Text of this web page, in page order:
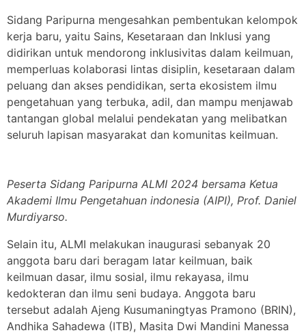
Sidang Paripurna mengesahkan pembentukan kelompok
kerja baru, yaitu Sains, Kesetaraan dan Inklusi yang
didirikan untuk mendorong inklusivitas dalam keilmuan,
memperluas kolaborasi lintas disiplin, kesetaraan dalam
peluang dan akses pendidikan, serta ekosistem ilmu
pengetahuan yang terbuka, adil, dan mampu menjawab
tantangan global melalui pendekatan yang melibatkan
seluruh lapisan masyarakat dan komunitas keilmuan.
Peserta Sidang Paripurna ALMI 2024 bersama Ketua
Akademi Ilmu Pengetahuan indonesia (AIPI), Prof. Daniel
Murdiyarso.
Selain itu, ALMI melakukan inaugurasi sebanyak 20
anggota baru dari beragam latar keilmuan, baik
keilmuan dasar, ilmu sosial, ilmu rekayasa, ilmu
kedokteran dan ilmu seni budaya. Anggota baru
tersebut adalah Ajeng Kusumaningtyas Pramono (BRIN),
Andhika Sahadewa (ITB), Masita Dwi Mandini Manessa